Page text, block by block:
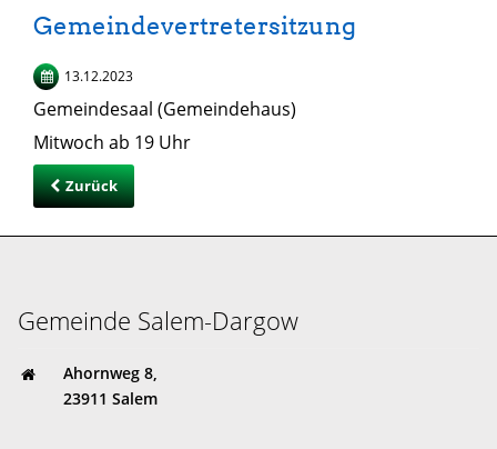
Gemeindevertretersitzung
13.12.2023
Gemeindesaal (Gemeindehaus)
Mitwoch ab 19 Uhr
Zurück
Gemeinde Salem-Dargow
Ahornweg 8,
23911 Salem